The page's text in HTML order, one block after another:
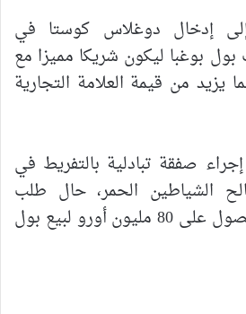
إدخال دوغلاس كوستا في
بوغبا ليكون شريكا مميزا مع
يزيد من قيمة العلامة التجارية
صفقة تبادلية بالتفريط في
الشياطين الحمر، حال طلب
الفريق الإنجليزي، الحصول على 80 مليون أورو لبيع بول